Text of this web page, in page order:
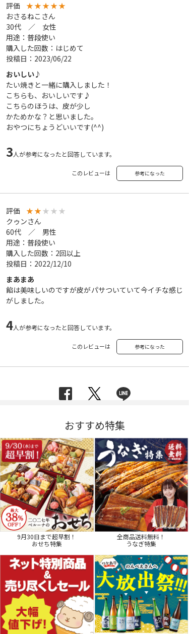
評価 ★★★★★
おさるねこさん
30代 ／ 女性
用途：普段使い
購入した回数：はじめて
投稿日：2023/06/22
おいしい♪
たい焼きと一緒に購入しました！
こちらも、おいしいです♪
こちらのほうは、皮が少し
かためかな？と思いました。
おやつにちょうどいいです(^^)
3人が参考になったと回答しています。
このレビューは 参考になった
評価 ★★★ ★ ★
クゥンさん
60代 ／ 男性
用途：普段使い
購入した回数：2回以上
投稿日：2022/12/10
まあまあ
餡は美味しいのですが皮がパサついていて今イチな感じ
がしました。
4人が参考になったと回答しています。
このレビューは 参考になった
おすすめ特集
9月30日まで超早割！
おせち特集
全商品送料無料！
うなぎ特集